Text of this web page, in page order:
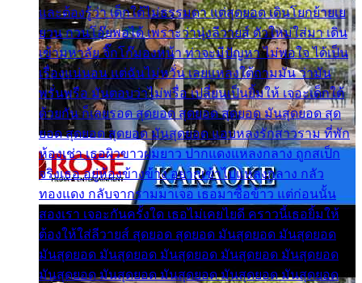
และต้องรู้ว่า เด็กใต้ไม่ธรรมดา แต่สุดยอด เดินโยกย้ายเย
ยวน กวนโอ๊ยพอได้ เพราะว่านุ่งลีวายส์ ตัวใหม่ใส่มา เดิน
เข้ามหาลัย จิ๊กโก๊มองหน้า ท่าจะมีปัญหา ไม่พอใจ ได้เป็น
เรื่องแน่นอน แต่ฉันไม่หวั่น เลยแหลงใต้ถามมัน ว่ามัน
พรั่นพรือ มันตอบว่าไม่พรื่อ เปลี่ยนเป็นยิ้มให้ เจอะเด็กใต้
ด้วยกัน ก็เลยรอด สุดยอด สุดยอด สุดยอด มันสุดยอด สุด
ยอด สุดยอด สุดยอด มันสุดยอด แอบหลงรักสาวราม ที่พัก
ห้องเช่า เธอผิวขาวผมยาว ปากแดงแหลงกลาง ถูกสเป็ก
จริงเธอ อยู่ห้องข้างข้าง อยากเข้าไปแหลงกลาง กลัว
ทองแดง กลับจากรามมาเจอ เธอมาซื้อข้าว แต่ก่อนนั้น
สองเรา เจอะกันครั้งใด เธอไม่เคยไยดี คราวนี้เธอยิ้มให้
ต้องให้ใส่ลีวายส์ สุดยอด สุดยอด มันสุดยอด มันสุดยอด
มันสุดยอด มันสุดยอด มันสุดยอด มันสุดยอด มันสุดยอด
มันสุดยอด มันสุดยอด มันสุดยอด มันสุดยอด มันสุดยอด